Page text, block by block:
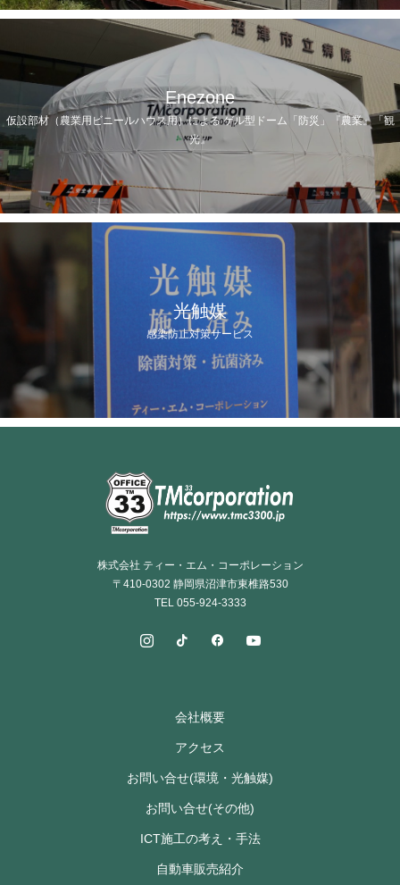
Enezone
仮設部材（農業用ビニールハウス用）による ゲル型ドーム「防災」『農業』「観
光』
光触媒
感染防止対策サービス
株式会社 ティー・エム・コーポレーション
〒410-0302 静岡県沼津市東椎路530
TEL 055-924-3333
会社概要
アクセス
お問い合せ(環境・光触媒)
お問い合せ(その他)
ICT施工の考え・手法
自動車販売紹介